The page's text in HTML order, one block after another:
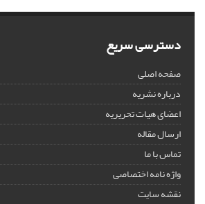
دسترسی سریع
صفحه اصلی
درباره نشریه
اعضای هیات تحریریه
ارسال مقاله
تماس با ما
واژه نامه اختصاصی
نقشه سایت